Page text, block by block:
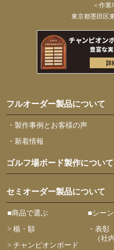
＜作業
東京都墨田区
フルオーダー製品について
・製作事例とお客様の声
・新着情報
ゴルフ場ボード製作について
セミオーダー製品について
■商品で選ぶ
> 楯・額
> チャンピオンボード
■シー
・表彰
（社